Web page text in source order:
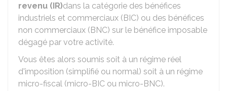
revenu (IR)dans la catégorie des bénéfices
industriels et commerciaux (BIC) ou des bénéfices
non commerciaux (BNC) sur le bénéfice imposable
dégagé par votre activité.
Vous êtes alors soumis soit à un régime réel
d'imposition (simplifié ou normal) soit à un régime
micro-fiscal (micro-BIC ou micro-BNC).